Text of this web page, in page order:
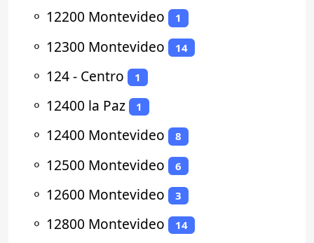
⚬ 12200 Montevideo 1
⚬ 12300 Montevideo 14
⚬ 124 - Centro 1
⚬ 12400 la Paz 1
⚬ 12400 Montevideo 8
⚬ 12500 Montevideo 6
⚬ 12600 Montevideo 3
⚬ 12800 Montevideo 14